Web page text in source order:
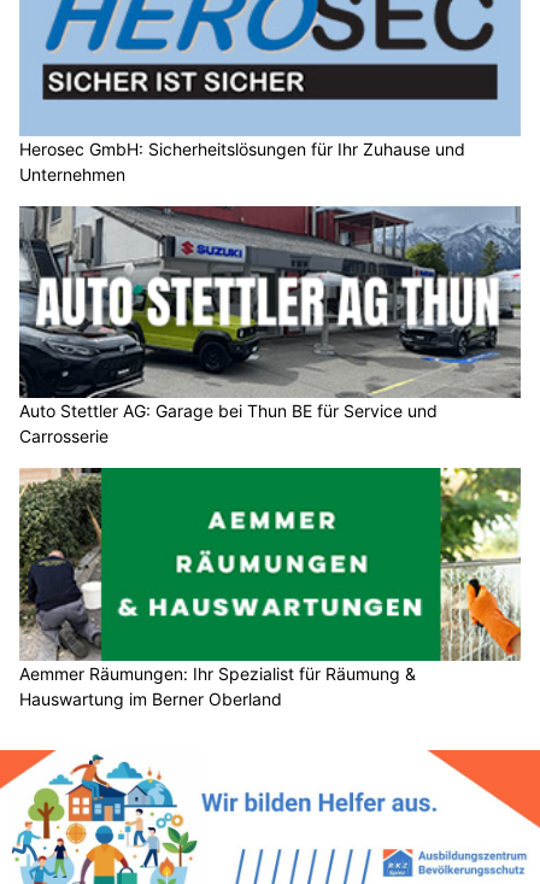
Herosec GmbH: Sicherheitslösungen für Ihr Zuhause und
Unternehmen
Auto Stettler AG: Garage bei Thun BE für Service und
Carrosserie
Aemmer Räumungen: Ihr Spezialist für Räumung &
Hauswartung im Berner Oberland